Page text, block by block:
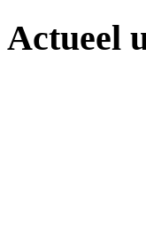
Actueel